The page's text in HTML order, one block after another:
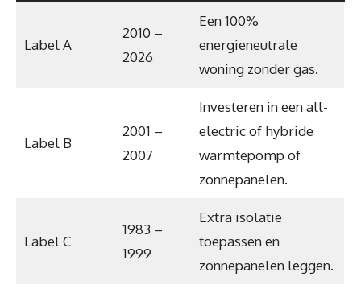
Label A
2010 –
2026
Een 100%
energieneutrale
woning zonder gas.
Label B
2001 –
2007
Investeren in een all-
electric of hybride
warmtepomp of
zonnepanelen.
Label C
1983 –
1999
Extra isolatie
toepassen en
zonnepanelen leggen.